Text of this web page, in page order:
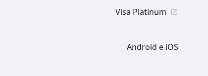
Visa Platinum
Android e iOS